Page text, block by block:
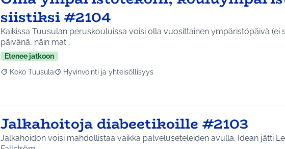
siistiksi #2104
Kaikissa Tuusulan peruskouluissa voisi olla vuosittainen ympäristöpäivä (ei
päivänä, näin mat…
Etenee jatkoon
Rajaa tulokset aihepiirin mukaan: Koko Tuusula
Koko Tuusula Rajaa tulokset teeman mukaan: Hyvinvointi ja yhteisöllisyys
Hyvinvointi ja yhteisöllisyys
Jalkahoitoja diabeetikoille #2103
Jalkahoidon voisi mahdollistaa vaikka palveluseteleiden avulla. Idean jätti